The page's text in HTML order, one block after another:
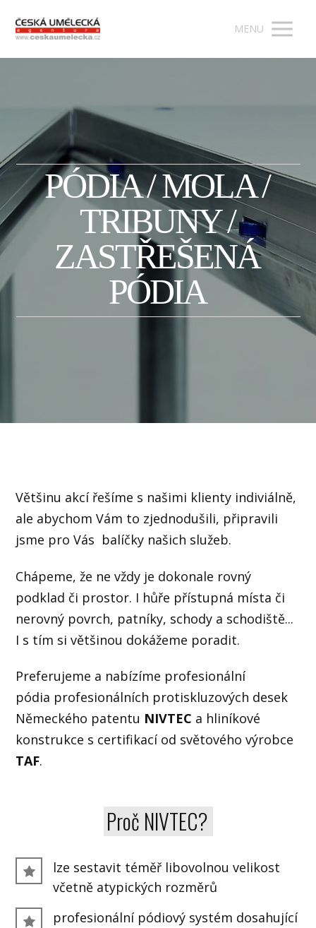
MENU
PÓDIA / MOLA /
TRIBUNY /
ZASTŘEŠENÁ
PÓDIA
Většinu akcí řešíme s našimi klienty indiviálně,
ale abychom Vám to zjednodušili, připravili
jsme pro Vás balíčky našich služeb.
Chápeme, že ne vždy je dokonale rovný
podklad či prostor. I hůře přístupná místa či
nerovný povrch, patníky, schody a schodiště...
I s tím si většinou dokážeme poradit.
Preferujeme a nabízíme profesionální
pódia profesionálních protiskluzových desek
Německého patentu NIVTEC a hliníkové
konstrukce s certifikací od světového výrobce
TAF.
Proč NIVTEC?
lze sestavit téměř libovolnou velikost
včetně atypických rozměrů
profesionální pódiový systém dosahující